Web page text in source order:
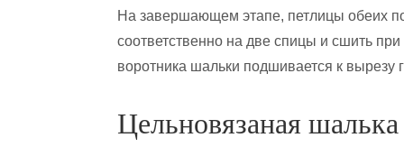
На завершающем этапе, петлицы обеих
соответственно на две спицы и сшить
воротника шальки подшивается к вырезу
Цельновязаная